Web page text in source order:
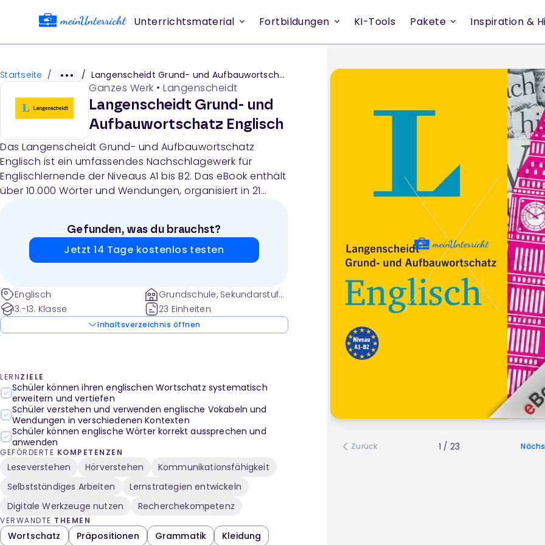
Unterrichtsmaterial Fortbildungen KI-Tools Pakete Inspiration &
Startseite / / Langenscheidt Grund- und Aufbauwortschatz Englisch
Ganzes Werk • Langenscheidt
Langenscheidt Grund- und
Aufbauwortschatz Englisch
Das Langenscheidt Grund- und Aufbauwortschatz
Englisch ist ein umfassendes Nachschlagewerk für
Englischlernende der Niveaus A1 bis B2. Das eBook enthält
über 10.000 Wörter und Wendungen, organisiert in 21
Sprachrichtungen.Gefunden, was du brauchst?
Jetzt 14 Tage kostenlos testen
Englisch
3.-13. Klasse
Grundschule, Sekundarstufe
und weitere
23 Einheiten
Inhaltsverzeichnis öffnen
LERNZIELE
Schüler können ihren englischen Wortschatz systematisch
erweitern und vertiefen
Schüler verstehen und verwenden englische Vokabeln und
Wendungen in verschiedenen Kontexten
Schüler können englische Wörter korrekt aussprechen und
anwenden
GEFÖRDERTE KOMPETENZEN
Leseverstehen Hörverstehen
Kommunikationsfähigkeit
Selbstständiges Arbeiten
Lernstrategien entwickeln
Digitale Werkzeuge nutzen
Recherchekompetenz
VERWANDTE THEMEN
Wortschatz Präpositionen Grammatik Kleidung
Zurück 1 / 23